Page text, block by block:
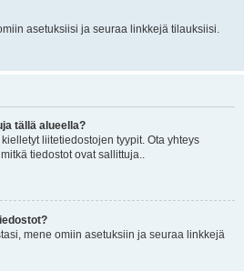
asetuksiisi ja seuraa linkkejä tilauksiisi.
tällä alueella?
liitetiedostojen tyypit. Ota yhteys
tiedostot ovat sallittuja..
mene omiin asetuksiin ja seuraa linkkejä